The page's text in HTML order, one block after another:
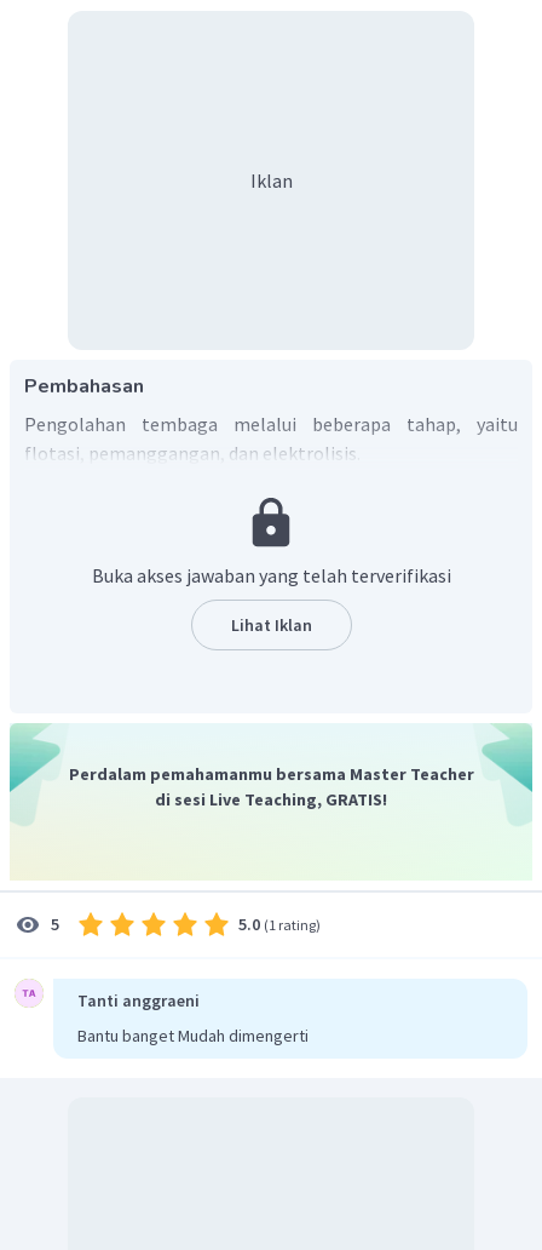
Iklan
Pembahasan
Pengolahan tembaga melalui beberapa tahap, yaitu
flotasi, pemanggangan, dan elektrolisis.
Buka akses jawaban yang telah terverifikasi
Lihat Iklan
Perdalam pemahamanmu bersama Master Teacher
di sesi Live Teaching, GRATIS!
5 5.0 (1 rating)
Tanti anggraeni
Bantu banget Mudah dimengerti